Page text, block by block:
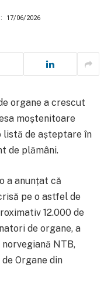
17/06/2026
organe a crescut
moștenitoare
de așteptare în
de plămâni.
a anunțat că
pe o astfel de
12.000 de
de organe, a
NTB,
Organe din